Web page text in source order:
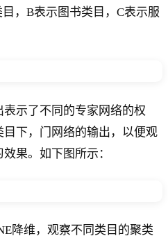
，B表示图书类目，C表示服
示了不同的专家网络的权
下，门网络的输出，以便观
果。如下图所示：
降维，观察不同类目的聚类